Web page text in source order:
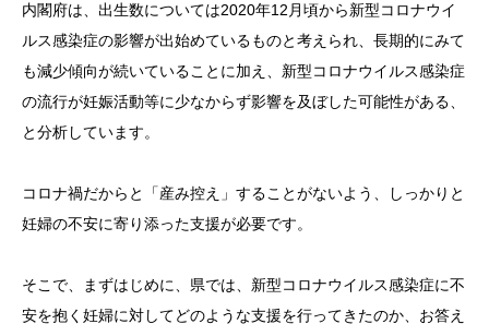
内閣府は、出生数については2020年12月頃から新型コロナウイ
ルス感染症の影響が出始めているものと考えられ、長期的にみて
も減少傾向が続いていることに加え、新型コロナウイルス感染症
の流行が妊娠活動等に少なからず影響を及ぼした可能性がある、
と分析しています。
コロナ禍だからと「産み控え」することがないよう、しっかりと
妊婦の不安に寄り添った支援が必要です。
そこで、まずはじめに、県では、新型コロナウイルス感染症に不
安を抱く妊婦に対してどのような支援を行ってきたのか、お答え